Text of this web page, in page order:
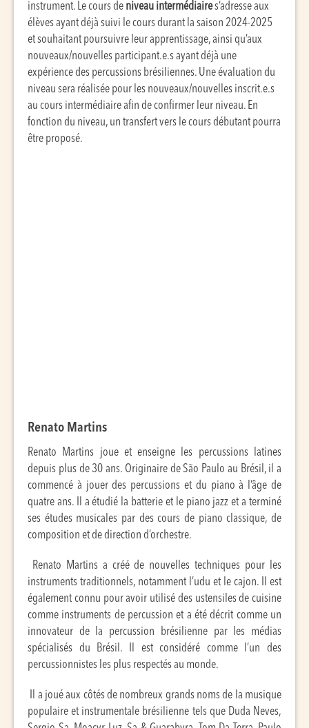
instrument. Le cours de niveau intermédiaires’adresse aux
élèves ayant déjà suivi le cours durant la saison 2024-2025
et souhaitant poursuivre leur apprentissage, ainsi qu’aux
nouveaux/nouvelles participant.e.s ayant déjà une
expérience des percussions brésiliennes. Une évaluation du
niveau sera réalisée pour les nouveaux/nouvelles inscrit.e.s
au cours intermédiaire afin de confirmer leur niveau. En
fonction du niveau, un transfert vers le cours débutant pourra
être proposé.
Renato Martins
Renato Martins joue et enseigne les percussions latines
depuis plus de 30 ans. Originaire de São Paulo au Brésil, il a
commencé à jouer des percussions et du piano à l’âge de
quatre ans. Il a étudié la batterie et le piano jazz et a terminé
ses études musicales par des cours de piano classique, de
composition et de direction d’orchestre.
Renato Martins a créé de nouvelles techniques pour les
instruments traditionnels, notamment l’udu et le cajon. Il est
également connu pour avoir utilisé des ustensiles de cuisine
comme instruments de percussion et a été décrit comme un
innovateur de la percussion brésilienne par les médias
spécialisés du Brésil. Il est considéré comme l’un des
percussionnistes les plus respectés au monde.
Il a joué aux côtés de nombreux grands noms de la musique
populaire et instrumentale brésilienne tels que Duda Neves,